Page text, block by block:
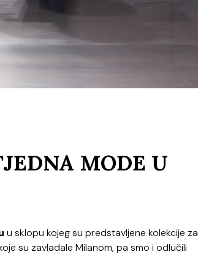
MODE U
u sklopu kojeg su predstavljene kolekcije za
su zavladale Milanom, pa smo i odlučili